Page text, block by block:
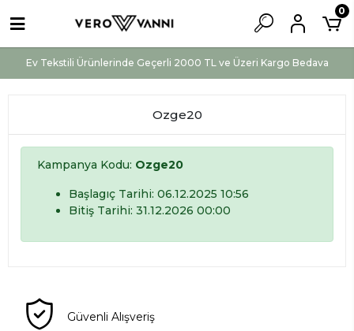
Ev Tekstili Ürünlerinde Geçerli 2000 TL ve Üzeri Kargo Bedava
0
Ozge20
Kampanya Kodu: Ozge20
Başlagıç Tarihi: 06.12.2025 10:56
Bitiş Tarihi: 31.12.2026 00:00
Güvenli Alışveriş